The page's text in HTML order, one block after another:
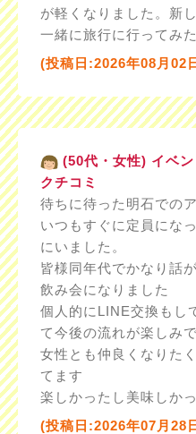
が軽くなりました。新
一緒に旅行に行ってみた
(投稿日:2026年08月02
(50代・女性) イベン
クチコミ
待ちに待った明石での
いつもすぐに定員にな
にいました。
皆様同年代でかなり話
飲み会になりました
個人的にLINE交換もし
て今後の流れが楽しみ
女性とも仲良くなりた
てます
楽しかったし美味しか
(投稿日:2026年07月28